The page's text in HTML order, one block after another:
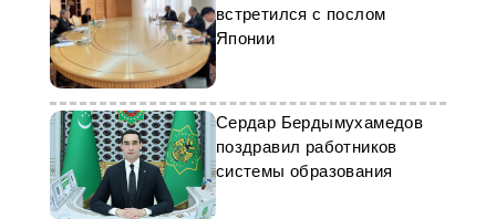
встретился с послом
Японии
Сердар Бердымухамедов
поздравил работников
системы образования